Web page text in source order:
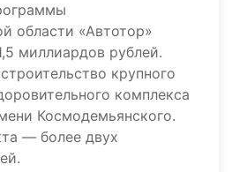
области «Автотор»
миллиардов рублей.
крупного
комплекса
Космодемьянского.
— более двух